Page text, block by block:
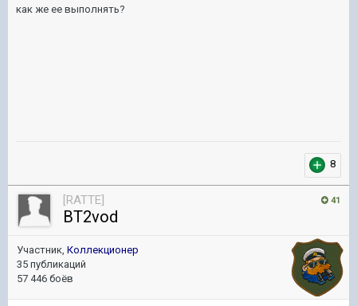
как же ее выполнять?
8
41
[RATTE]
BT2vod
Участник, Коллекционер
35 публикаций
57 446 боёв